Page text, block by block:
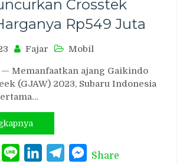
Crosstek
Rp549 Juta
Fajar Mobil
Memanfaatkan ajang Gaikindo
(GJAW) 2023, Subaru Indonesia
TwitterLine LinkedInTelegramMessenger
Share